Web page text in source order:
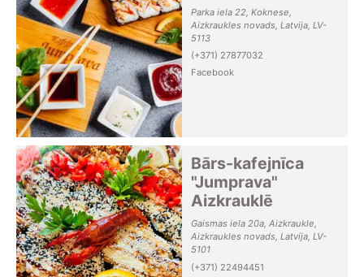
Parka iela 22, Koknese,
Aizkraukles novads, Latvija, LV-
5113
(+371) 27877032
Facebook
Bārs-kafejnīca
"Jumprava"
Aizkrauklē
Gaismas iela 20a, Aizkraukle,
Aizkraukles novads, Latvija, LV-
5101
(+371) 22494451